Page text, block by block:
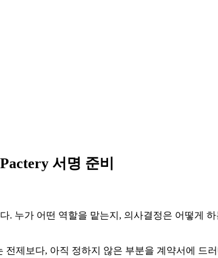
서명 준비
. 누가 어떤 역할을 맡는지, 의사결정은 어떻게
제보다, 아직 정하지 않은 부분을 계약서에 드